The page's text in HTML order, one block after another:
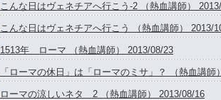
こんな日はヴェネチアへ行こう-2 （熱血講師）
こんな日はヴェネチアへ行こう （熱血講師） 2013/
1513年 ローマ （熱血講師） 2013/08/23
「ローマの休日」は「ローマのミサ」？ （熱血講師
ローマの涼しいネタ 2 （熱血講師） 2013/08/16